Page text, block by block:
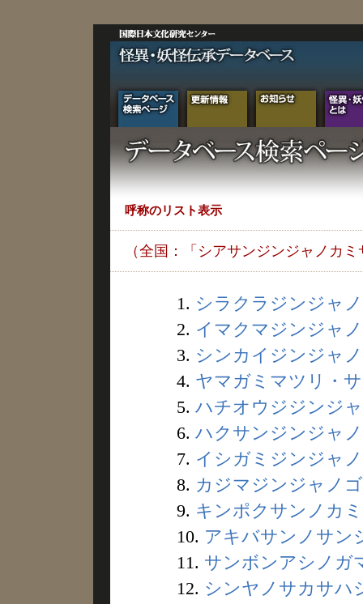
呼称のリスト表示
（全国：「シアサンジンジャノカ
1. シラクラジンジャ
2. イマクマジンジャ
3. シンカイジンジャ
4. ヤマガミマツリ・
5. ハチオウジジンジ
6. ハクサンジンジャ
7. イシガミジンジャ
8. カジマジンジャノ
9. キンポクサンノカ
10. アキバサンノサン
11. サンボンアシノガ
12. シンヤノサカサハ